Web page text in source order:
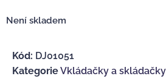
Není skladem
Kód: DJ01051
KategorieVkládačky a skládačky